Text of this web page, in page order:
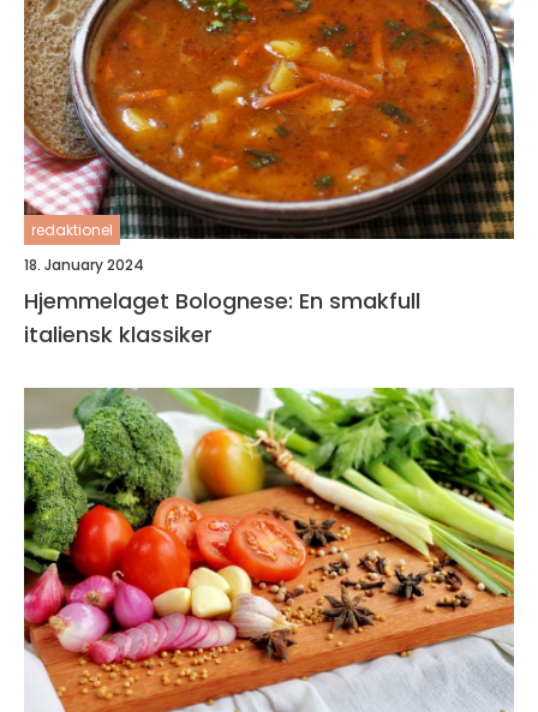
redaktionel
18. January 2024
Hjemmelaget Bolognese: En smakfull
italiensk klassiker